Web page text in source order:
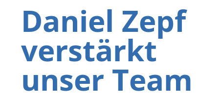
Daniel Zepf
verstärkt
unser Team